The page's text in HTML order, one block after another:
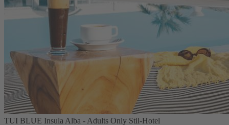
TUI BLUE Insula Alba - Adults Only Stil-Hotel